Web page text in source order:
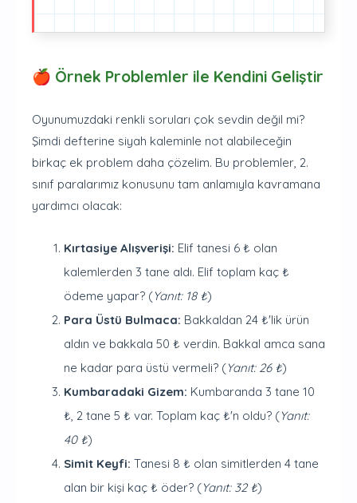
🍎 Örnek Problemler ile Kendini Geliştir
Oyunumuzdaki renkli soruları çok sevdin değil mi?
Şimdi defterine siyah kaleminle not alabileceğin
birkaç ek problem daha çözelim. Bu problemler, 2.
sınıf paralarımız konusunu tam anlamıyla kavramana
yardımcı olacak:
Kırtasiye Alışverişi: Elif tanesi 6 ₺ olan
kalemlerden 3 tane aldı. Elif toplam kaç ₺
ödeme yapar? (Yanıt: 18 ₺)
Para Üstü Bulmaca: Bakkaldan 24 ₺'lik ürün
aldın ve bakkala 50 ₺ verdin. Bakkal amca sana
ne kadar para üstü vermeli? (Yanıt: 26 ₺)
Kumbaradaki Gizem: Kumbaranda 3 tane 10
₺, 2 tane 5 ₺ var. Toplam kaç ₺'n oldu? (Yanıt:
40 ₺)
Simit Keyfi: Tanesi 8 ₺ olan simitlerden 4 tane
alan bir kişi kaç ₺ öder? (Yanıt: 32 ₺)